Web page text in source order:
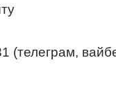
(телеграм,